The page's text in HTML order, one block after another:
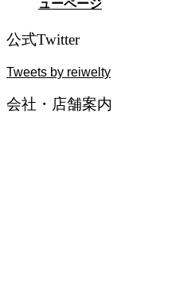
ューページ
公式Twitter
Tweets by reiwelty
会社・店舗案内